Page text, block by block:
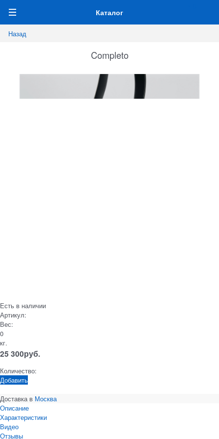
Каталог
Назад
Completo
Есть в наличии
Артикул:
Вес:
0
кг.
25 300руб.
Количество:
Добавить
Доставка в Москва
Описание
Характеристики
Видео
Отзывы